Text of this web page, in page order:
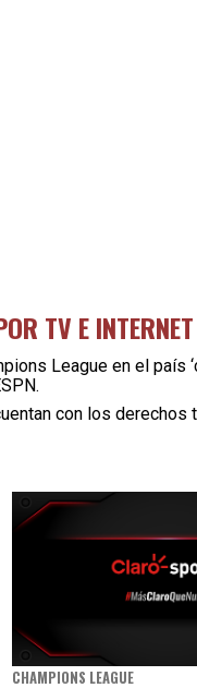
TV E
League en el país
con los derechos
CHAMPIONS LEAGUE